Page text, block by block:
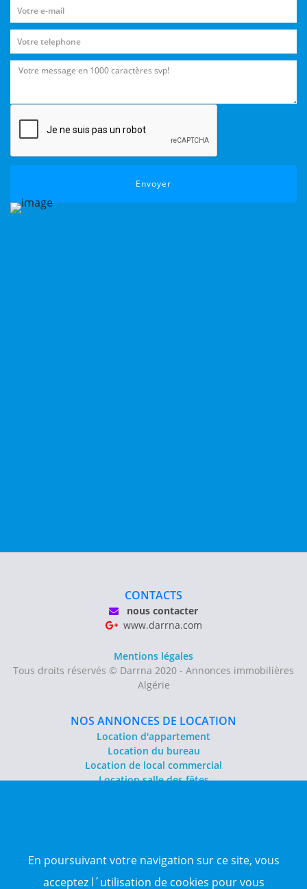
Envoyer
En poursuivant votre navigation sur ce site, vous
acceptez l´utilisation de cookies pour vous
CONTACTS
nous contacter
www.darrna.com
Mentions légales
Tous droits réservés © Darrna 2020 - Annonces immobilières
Algérie
NOS ANNONCES DE LOCATION
Location d'appartement
Location du bureau
Location de local commercial
Location salle des fêtes
Vente terrain